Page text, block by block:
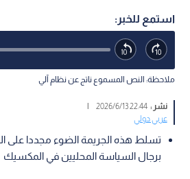
استمع للخبر:
ملاحظة: النص المسموع ناتج عن نظام آلي
نشر :22:44 2026/6/13
|
عربي دولي
تسلط هذه الجريمة الضوء مجددا على
برجال السياسة المحليين في المكسيك